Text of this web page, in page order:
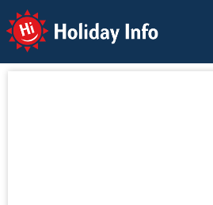
Holiday Info